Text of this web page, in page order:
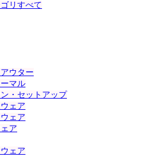
リすべて
ウター
マル
・セットアップ
ェア
ェア
ア
ェア